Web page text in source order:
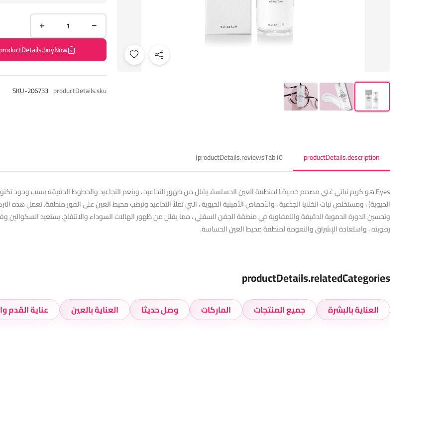
productDetails.sku
SKU-206733
productDetails.description
productDetails.reviewsTab (0)
الحيوية) ، ومستخلص نبات الخلايا الجذعية ، والأحماض الأمينية الحيوية ، التي تملأ التجاعيد وترطب محيط العين على الفور منطقة. تعمل هذه
وتحسين الدورة الدموية الدقيقة واللمفاوية في منطقة الجفن السفلي ، مما يقلل من ظهور الهالات السوداء والانتفاخ. يستعيد السكوالين
رطوبته ، واستعادة الإشراق والنعومة لمنطقة محيط العين الحساسة.
productDetails.relatedCategories
العناية بالبشرة جميع المنتجات الماركات وصل حديثا العناية بالعين عناية القدم